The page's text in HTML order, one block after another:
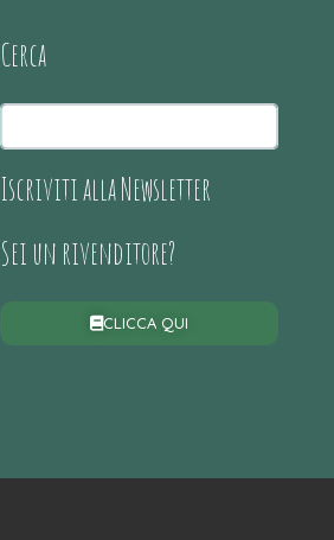
Cerca
Iscriviti alla Newsletter
Sei un rivenditore?
CLICCA QUI